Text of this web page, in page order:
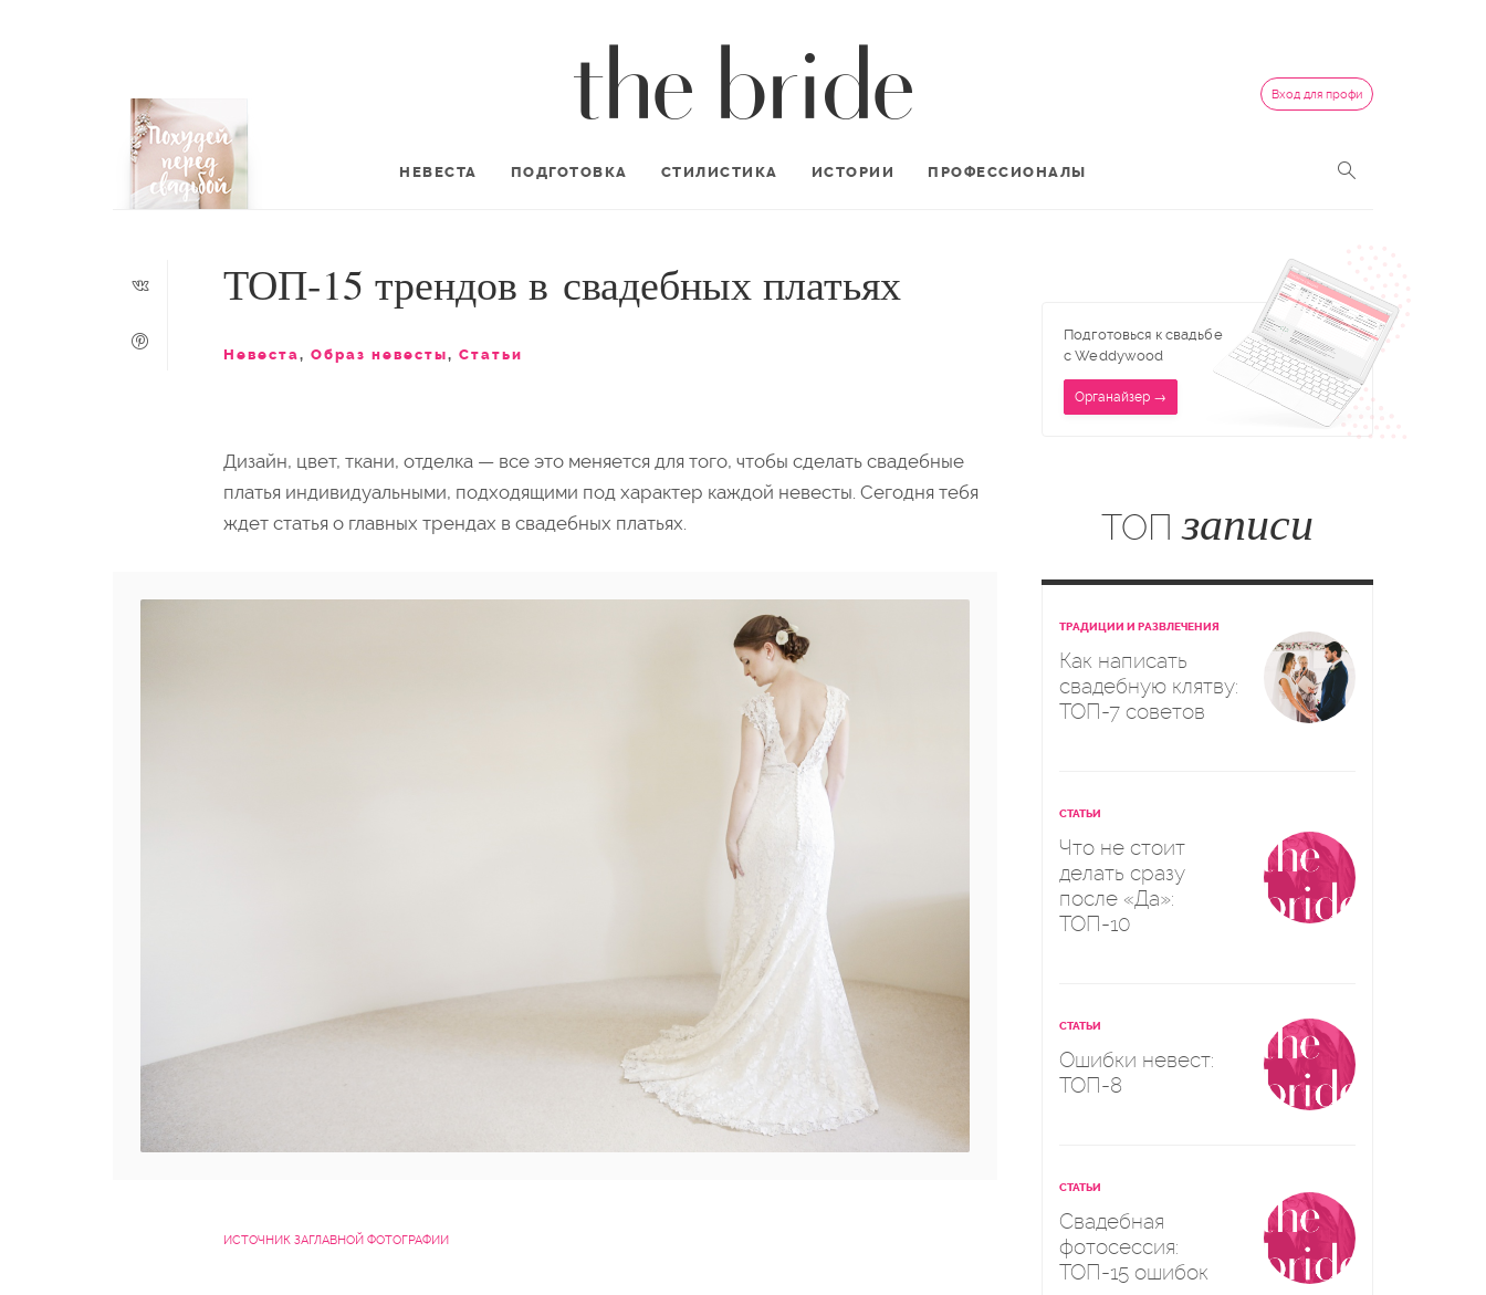
Вход для профи
НЕВЕСТА ПОДГОТОВКА СТИЛИСТИКА ИСТОРИИ ПРОФЕССИОНАЛЫ
ТОП-15 трендов в свадебных платьях
Невеста, Образ невесты, Статьи
Дизайн, цвет, ткани, отделка — все это меняется для того, чтобы сделать свадебные
платья индивидуальными, подходящими под характер каждой невесты. Сегодня тебя
ждет статья о главных трендах в свадебных платьях.
ИСТОЧНИК ЗАГЛАВНОЙ ФОТОГРАФИИ
Подготовься к свадьбе
с Weddywood
Органайзер →
ТОП записи
ТРАДИЦИИ И РАЗВЛЕЧЕНИЯ
Как написать
свадебную клятву:
ТОП-7 советов
СТАТЬИ
Что не стоит
делать сразу
после «Да»:
ТОП-10
СТАТЬИ
Ошибки невест:
ТОП-8
СТАТЬИ
Свадебная
фотосессия:
ТОП-15 ошибок